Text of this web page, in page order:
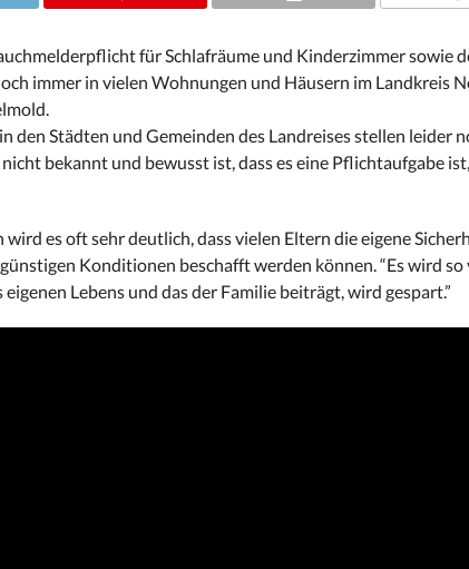
für Schlafräume und Kinderzimmer sowie
immer in vielen Wohnungen und Häusern im Landkreis
Städten und Gemeinden des Landreises stellen leider
bekannt und bewusst ist, dass es eine Pflichtaufgabe
es oft sehr deutlich, dass vielen Eltern die eigene
Konditionen beschafft werden können. “Es wird so
Lebens und das der Familie beiträgt, wird gespart.”